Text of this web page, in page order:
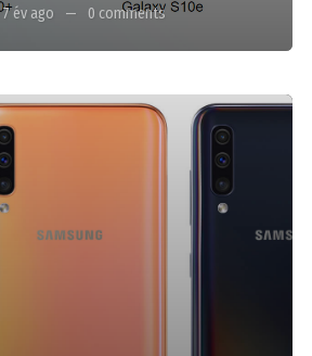
7 év ago 0 comments